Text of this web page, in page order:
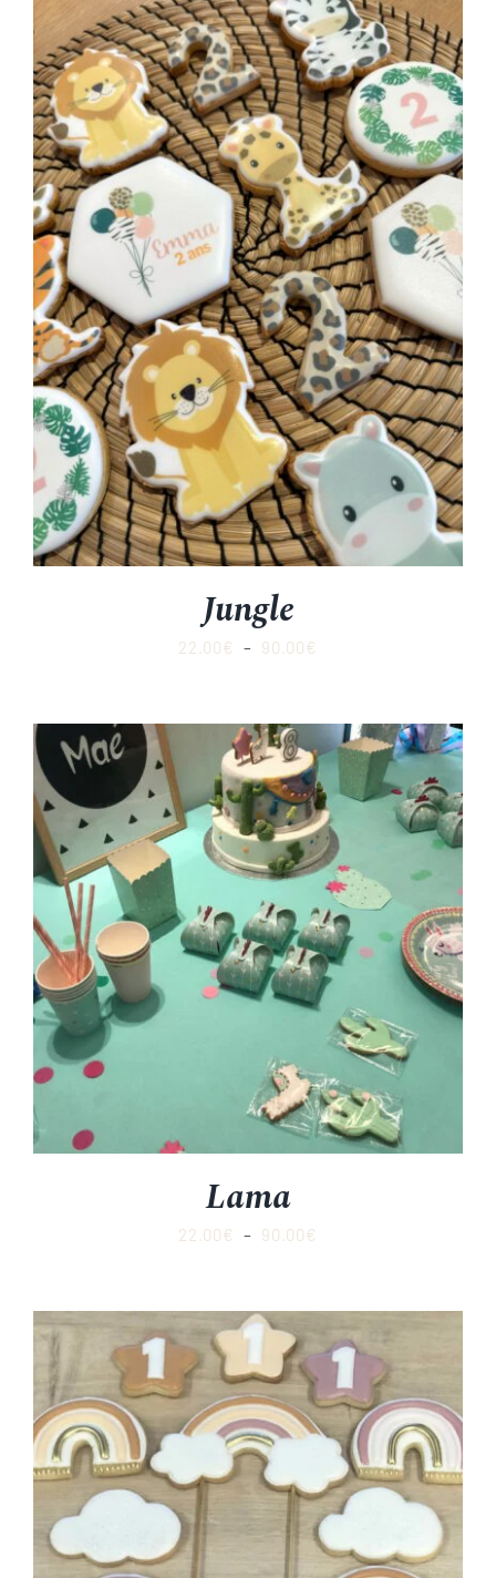
22.00€
à
90.00€
Jungle
22.00€ – 90.00€
22.00€
à
90.00€
Lama
22.00€ – 90.00€
à
90.00€